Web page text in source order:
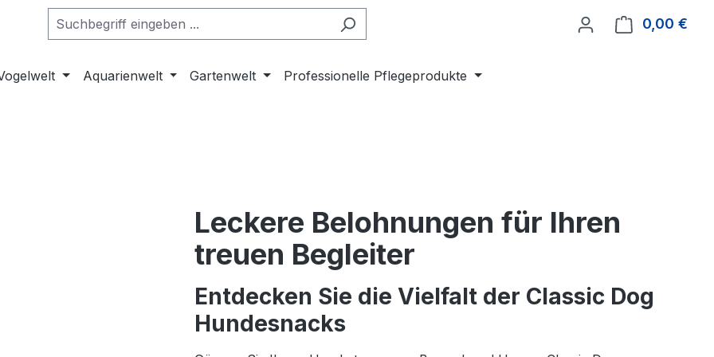
0,00 €
Aquarienwelt Gartenwelt Professionelle Pflegeprodukte
Leckere Belohnungen für Ihren
treuen Begleiter
Entdecken Sie die Vielfalt der Classic Dog
Hundesnacks